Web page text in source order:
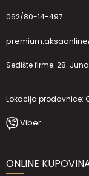
062/80-14-497
Sedište firme: 28.
Lokacija prodavnice:
Viber
ONLINE